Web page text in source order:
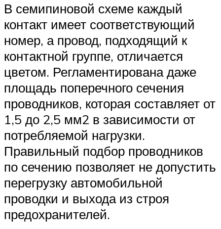
В семипиновой схеме каждый
контакт имеет соответствующий
номер, а провод, подходящий к
контактной группе, отличается
цветом. Регламентирована даже
площадь поперечного сечения
проводников, которая составляет от
1,5 до 2,5 мм2 в зависимости от
потребляемой нагрузки.
Правильный подбор проводников
по сечению позволяет не допустить
перегрузку автомобильной
проводки и выхода из строя
предохранителей.